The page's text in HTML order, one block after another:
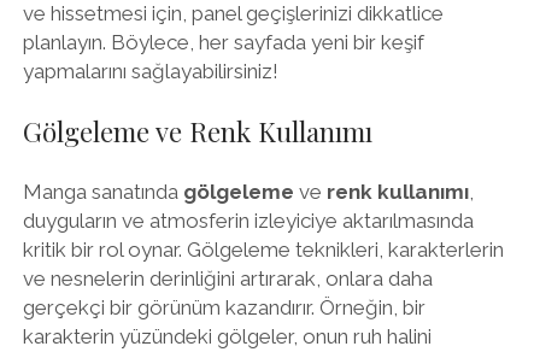
ve hissetmesi için, panel geçişlerinizi dikkatlice
planlayın. Böylece, her sayfada yeni bir keşif
yapmalarını sağlayabilirsiniz!
Gölgeleme ve Renk Kullanımı
Manga sanatında gölgeleme ve renk kullanımı,
duyguların ve atmosferin izleyiciye aktarılmasında
kritik bir rol oynar. Gölgeleme teknikleri, karakterlerin
ve nesnelerin derinliğini artırarak, onlara daha
gerçekçi bir görünüm kazandırır. Örneğin, bir
karakterin yüzündeki gölgeler, onun ruh halini